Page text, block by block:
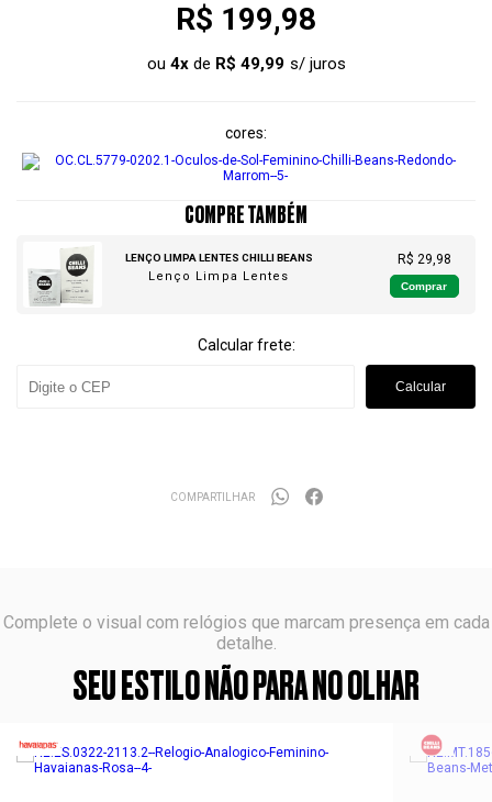
R$ 199,98
ou 4xde R$ 49,99
cores
COMPRE TAMBÉM
LENÇO LIMPA LENTES CHILLI BEANS
Lenço Limpa Lentes
R$ 29,98
Comprar
Calcular frete:
Calcular
COMPARTILHAR
Complete o visual com relógios que marcam presença em cada
detalhe.
SEU ESTILO NÃO PARA NO OLHAR